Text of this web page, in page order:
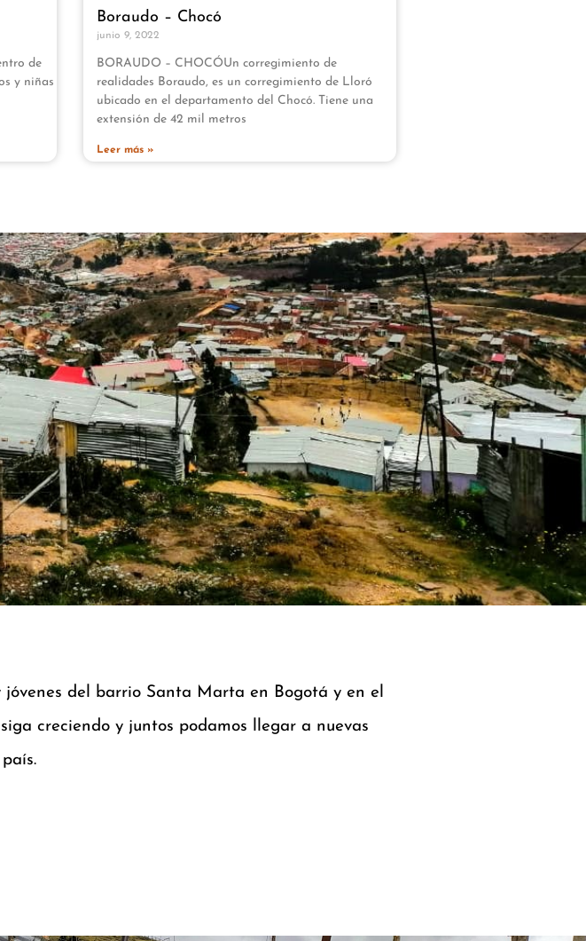
de
y niñas
Boraudo – Chocó
junio 9, 2022
BORAUDO – CHOCÓUn corregimiento de
realidades Boraudo, es un corregimiento de Lloró
ubicado en el departamento del Chocó. Tiene una
extensión de 42 mil metros
Leer más »
del barrio Santa Marta en Bogotá y en el
creciendo y juntos podamos llegar a nuevas